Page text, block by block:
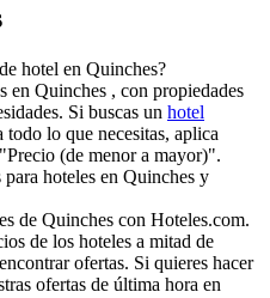
hotel en Quinches?
en Quinches , con propiedades
Si buscas un hotel
todo lo que necesitas, aplica
(de menor a mayor)".
hoteles en Quinches y
de Quinches con Hoteles.com.
de los hoteles a mitad de
ofertas. Si quieres hacer
ofertas de última hora en